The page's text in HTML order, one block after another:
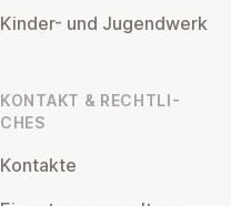
Kinder- und Ju­gend­werk
KONTAKT & RECHT­LI­
CHES
Kontakte